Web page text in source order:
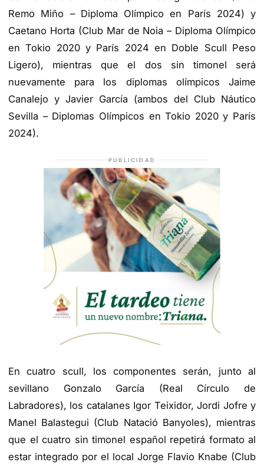
Remo Miño – Diploma Olímpico en París 2024) y
Caetano Horta (Club Mar de Noia – Diploma Olímpico
en Tokio 2020 y París 2024 en Doble Scull Peso
Ligero), mientras que el dos sin timonel será
nuevamente para los diplomas olímpicos Jaime
Canalejo y Javier García (ambos del Club Náutico
Sevilla – Diplomas Olímpicos en Tokio 2020 y París
2024).
PUBLICIDAD
En cuatro scull, los componentes serán, junto al
sevillano Gonzalo García (Real Círculo de
Labradores), los catalanes Igor Teixidor, Jordi Jofre y
Manel Balastegui (Club Natació Banyoles), mientras
que el cuatro sin timonel español repetirá formato al
estar integrado por el local Jorge Flavio Knabe (Club